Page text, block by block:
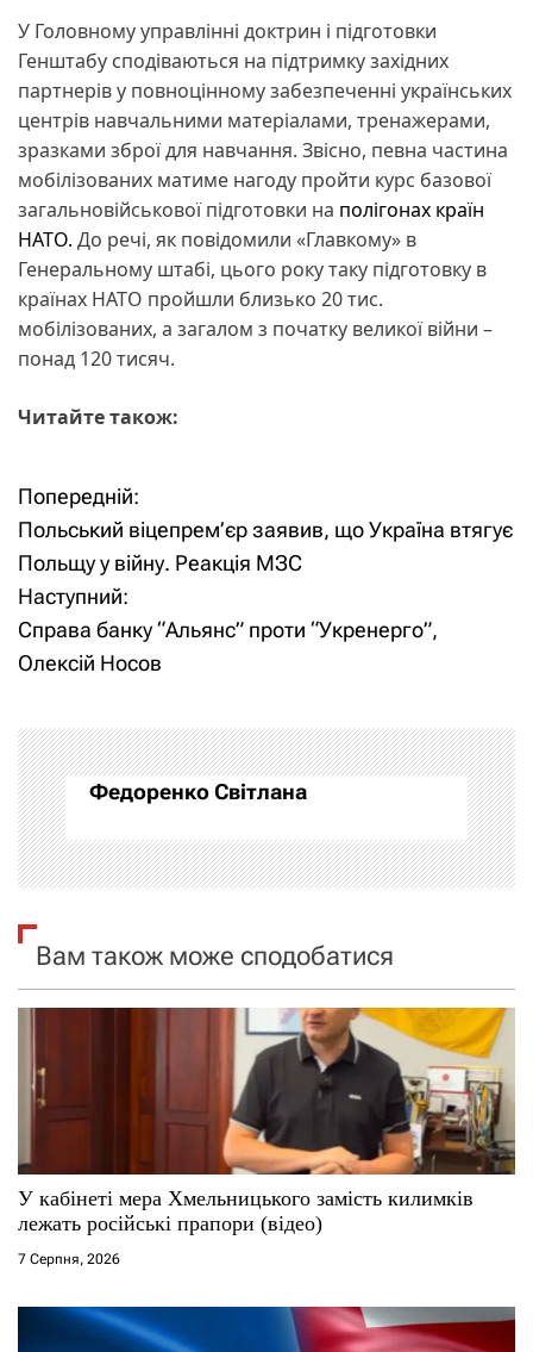
У Головному управлінні доктрин і підготовки
Генштабу сподіваються на підтримку західних
партнерів у повноцінному забезпеченні українських
центрів навчальними матеріалами, тренажерами,
зразками зброї для навчання. Звісно, певна частина
мобілізованих матиме нагоду пройти курс базової
загальновійськової підготовки на полігонах країн
НАТО. До речі, як повідомили «Главкому» в
Генеральному штабі, цього року таку підготовку в
країнах НАТО пройшли близько 20 тис.
мобілізованих, а загалом з початку великої війни –
понад 120 тисяч.
Читайте також:
Н
а
в
і
а
ц
і
а
с
і
в
Попередній:
Польський віцепрем’єр заявив, що Україна втягує
Польщу у війну. Реакція МЗС
Наступний:
Справа банку “Альянс” проти “Укренерго”,
Олексій Носов
Федоренко Світлана
Вам також може сподобатися
У кабінеті мера Хмельницького замість килимків
лежать російські прапори (відео)
7 Серпня, 2026